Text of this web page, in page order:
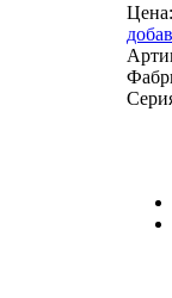
Цена: